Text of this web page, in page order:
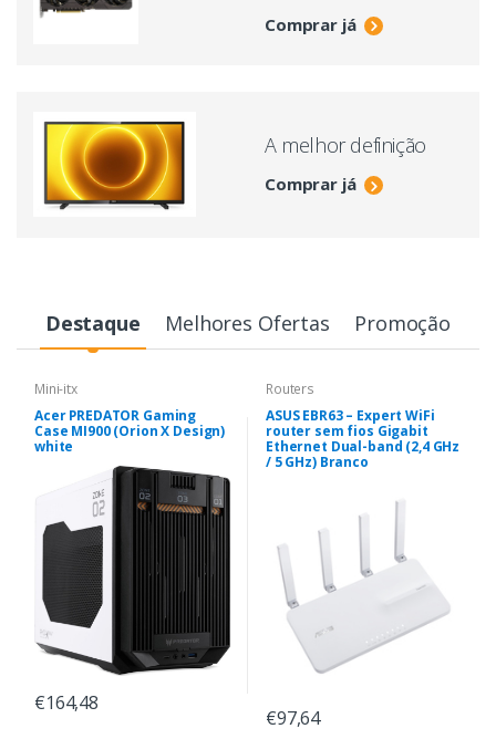
Comprar já
A melhor definição
Comprar já
Destaque Melhores Ofertas Promoção
Mini-itx
Acer PREDATOR Gaming
Case MI900 (Orion X Design)
white
€164,48
Routers
ASUS EBR63 – Expert WiFi
router sem fios Gigabit
Ethernet Dual-band (2,4 GHz
/ 5 GHz) Branco
€97,64